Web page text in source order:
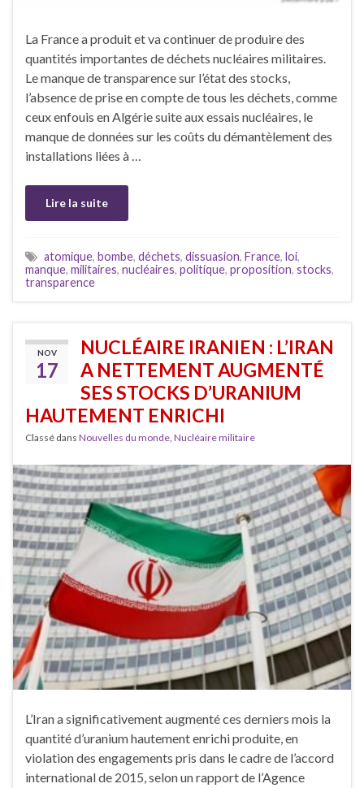
La France a produit et va continuer de produire des
quantités importantes de déchets nucléaires militaires.
Le manque de transparence sur l’état des stocks,
l’absence de prise en compte de tous les déchets, comme
ceux enfouis en Algérie suite aux essais nucléaires, le
manque de données sur les coûts du démantèlement des
installations liées à …
Lire la suite
atomique, bombe, déchets, dissuasion, France, loi,
manque, militaires, nucléaires, politique, proposition, stocks,
transparence
NOV
17
NUCLÉAIRE IRANIEN : L’IRAN
A NETTEMENT AUGMENTÉ
SES STOCKS D’URANIUM
HAUTEMENT ENRICHI
Classé dans Nouvelles du monde, Nucléaire militaire
L’Iran a significativement augmenté ces derniers mois la
quantité d’uranium hautement enrichi produite, en
violation des engagements pris dans le cadre de l’accord
international de 2015, selon un rapport de l’Agence